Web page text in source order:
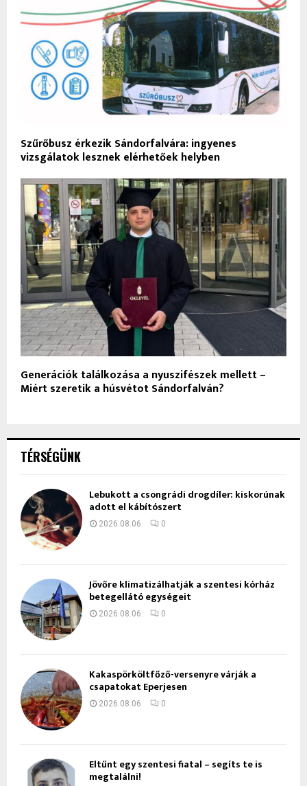
Szűrőbusz érkezik Sándorfalvára: ingyenes
vizsgálatok lesznek elérhetőek helyben
Generációk találkozása a nyuszifészek mellett –
Miért szeretik a húsvétot Sándorfalván?
TÉRSÉGÜNK
Lebukott a csongrádi drogdíler: kiskorúnak
adott el kábítószert
2026.08.06. 0
Jövőre klimatizálhatják a szentesi kórház
betegellátó egységeit
2026.08.06. 0
Kakaspörköltfőző-versenyre várják a
csapatokat Eperjesen
2026.08.06. 0
Eltűnt egy szentesi fiatal – segíts te is
megtalálni!